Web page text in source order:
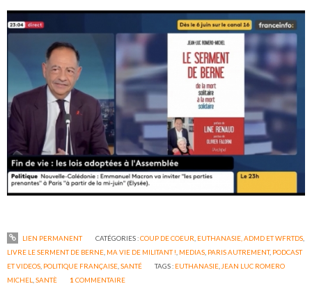
LIEN PERMANENT CATÉGORIES :COUP DE COEUR EUTHANASIE, ADMD ET WFRTDS,
LIVRE LE SERMENT DE BERNE MA VIE DE MILITANT ! MEDIAS PARIS AUTREMENT, PODCAST
ET VIDEOS POLITIQUE FRANÇAISE ,SANTÉ TAGS : EUTHANASIE JEAN LUC ROMERO
MICHEL ,SANTÈ 1 COMMENTAIRE